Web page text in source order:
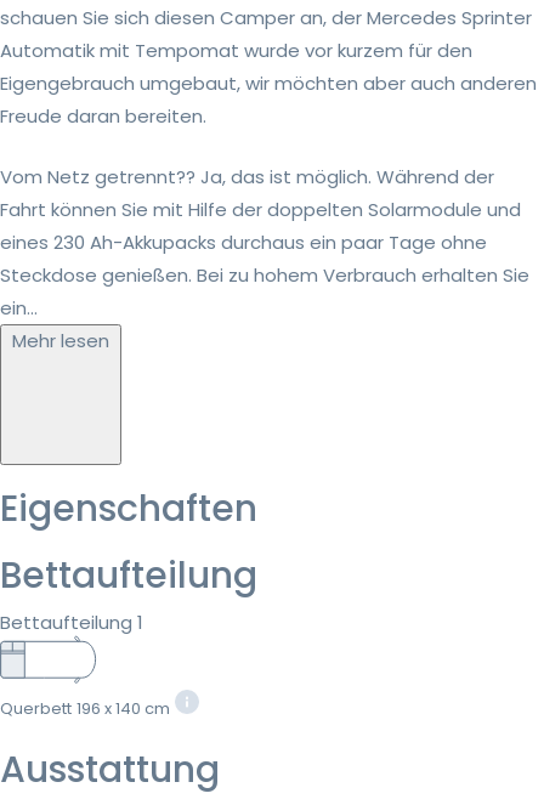
schauen Sie sich diesen Camper an, der Mercedes Sprinter
Automatik mit Tempomat wurde vor kurzem für den
Eigengebrauch umgebaut, wir möchten aber auch anderen
Freude daran bereiten.
Vom Netz getrennt?? Ja, das ist möglich. Während der
Fahrt können Sie mit Hilfe der doppelten Solarmodule und
eines 230 Ah-Akkupacks durchaus ein paar Tage ohne
Steckdose genießen. Bei zu hohem Verbrauch erhalten Sie
ein...
Mehr lesen
Eigenschaften
Bettaufteilung
Bettaufteilung 1
Querbett 196 x 140 cm
Ausstattung